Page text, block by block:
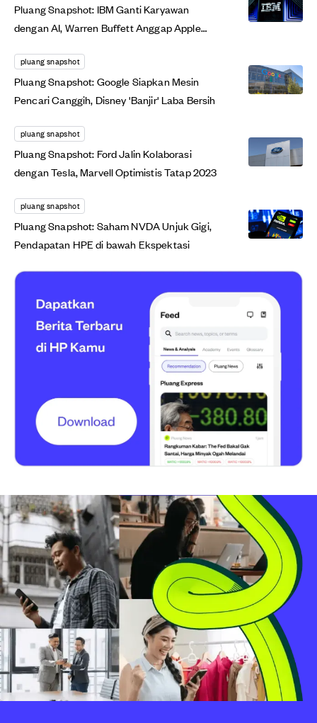
Pluang Snapshot: IBM Ganti Karyawan
dengan AI, Warren Buffett Anggap Apple
pluang snapshot
Pluang Snapshot: Google Siapkan Mesin
Pencari Canggih, Disney 'Banjir' Laba Bersih
pluang snapshot
Pluang Snapshot: Ford Jalin Kolaborasi
dengan Tesla, Marvell Optimistis Tatap 2023
pluang snapshot
Pluang Snapshot: Saham NVDA Unjuk Gigi,
Pendapatan HPE di bawah Ekspektasi